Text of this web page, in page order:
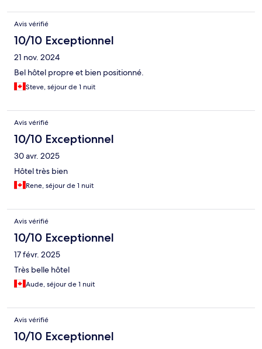
Avis vérifié
10/10 Exceptionnel
21 nov. 2024
Bel hôtel propre et bien positionné.
Steve, séjour de 1 nuit
Avis vérifié
10/10 Exceptionnel
30 avr. 2025
Hôtel très bien
Rene, séjour de 1 nuit
Avis vérifié
10/10 Exceptionnel
17 févr. 2025
Très belle hôtel
Aude, séjour de 1 nuit
Avis vérifié
10/10 Exceptionnel